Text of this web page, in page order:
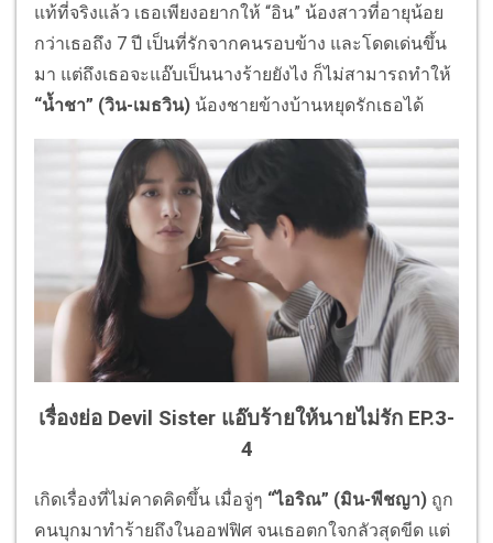
แท้ที่จริงแล้ว เธอเพียงอยากให้ “อิน” น้องสาวที่อายุน้อย
กว่าเธอถึง 7 ปี เป็นที่รักจากคนรอบข้าง และโดดเด่นขึ้น
มา แต่ถึงเธอจะแอ๊บเป็นนางร้ายยังไง ก็ไม่สามารถทำให้
“น้ำชา” (วิน-เมธวิน) น้องชายข้างบ้านหยุดรักเธอได้
เรื่องย่อ Devil Sister แอ๊บร้ายให้นายไม่รัก EP.3-
4
เกิดเรื่องที่ไม่คาดคิดขึ้น เมื่อจู่ๆ “ไอริณ” (มิน-พีชญา) ถูก
คนบุกมาทำร้ายถึงในออฟฟิศ จนเธอตกใจกลัวสุดขีด แต่